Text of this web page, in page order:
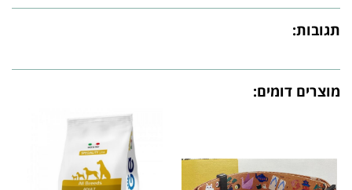
תגובות:
מוצרים דומים: